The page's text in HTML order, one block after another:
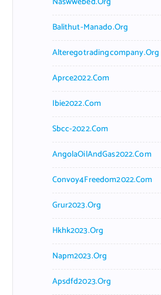
Balithut-Manado.org
Alteregotradingcompany.org
Aprce2022.com
Ibie2022.com
Sbcc-2022.com
AngolaOilAndGas2022.com
Convoy4Freedom2022.com
Grur2023.org
Hkhk2023.org
Napm2023.org
Apsdfd2023.org